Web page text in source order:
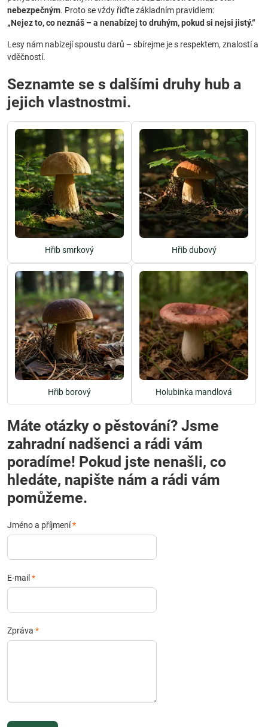
nebezpečným. Proto se vždy řiďte základním pravidlem:
„Nejez to, co neznáš – a nenabízej to druhým, pokud si nejsi jistý.“
Lesy nám nabízejí spoustu darů – sbírejme je s respektem, znalostí a
vděčností.
Seznamte se s dalšími druhy hub a
jejich vlastnostmi.
Hřib smrkový Hřib dubový
Hřib borový Holubinka mandlová
Máte otázky o pěstování? Jsme
zahradní nadšenci a rádi vám
poradíme! Pokud jste nenašli, co
hledáte, napište nám a rádi vám
pomůžeme.
Jméno a příjmení*
E-mail *
Zpráva *